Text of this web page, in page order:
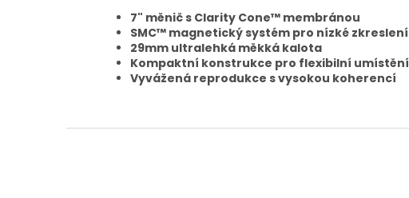
7" měnič s Clarity Cone™ membránou
SMC™ magnetický systém pro nízké zkreslení
29mm ultralehká měkká kalota
Kompaktní konstrukce pro flexibilní umístění
Vyvážená reprodukce s vysokou koherencí